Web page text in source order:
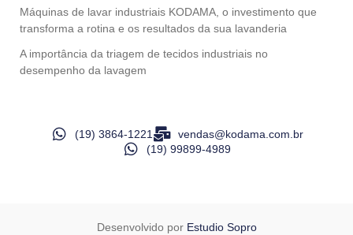
Máquinas de lavar industriais KODAMA, o investimento que
transforma a rotina e os resultados da sua lavanderia
A importância da triagem de tecidos industriais no
desempenho da lavagem
(19) 3864-1221
vendas@kodama.com.br
(19) 99899-4989
Desenvolvido por Estudio Sopro